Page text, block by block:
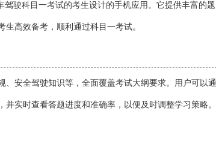
驶科目一考试的考生设计的手机应用。它提供丰富的题
高效备考，顺利通过科目一考试。
安全驾驶知识等，全面覆盖考试大纲要求。用户可以通
实时查看答题进度和准确率，以便及时调整学习策略。